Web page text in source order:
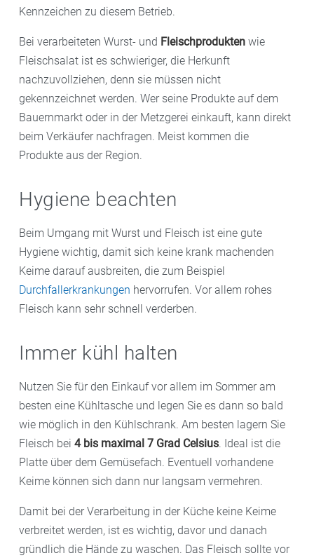
Kennzeichen zu diesem Betrieb.
Bei verarbeiteten Wurst- und Fleischprodukten wie
Fleischsalat ist es schwieriger, die Herkunft
nachzuvollziehen, denn sie müssen nicht
gekennzeichnet werden. Wer seine Produkte auf dem
Bauernmarkt oder in der Metzgerei einkauft, kann direkt
beim Verkäufer nachfragen. Meist kommen die
Produkte aus der Region.
Hygiene beachten
Beim Umgang mit Wurst und Fleisch ist eine gute
Hygiene wichtig, damit sich keine krank machenden
Keime darauf ausbreiten, die zum Beispiel
Durchfallerkrankungen hervorrufen. Vor allem rohes
Fleisch kann sehr schnell verderben.
Immer kühl halten
Nutzen Sie für den Einkauf vor allem im Sommer am
besten eine Kühltasche und legen Sie es dann so bald
wie möglich in den Kühlschrank. Am besten lagern Sie
Fleisch bei 4 bis maximal 7 Grad Celsius. Ideal ist die
Platte über dem Gemüsefach. Eventuell vorhandene
Keime können sich dann nur langsam vermehren.
Damit bei der Verarbeitung in der Küche keine Keime
verbreitet werden, ist es wichtig, davor und danach
gründlich die Hände zu waschen. Das Fleisch sollte vor